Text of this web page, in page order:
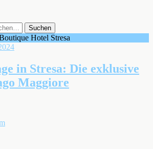
Hotel Stresa
in Stresa: Die exklusive
Maggiore